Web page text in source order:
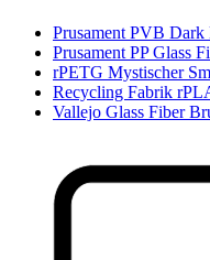
Prusament PVB
Prusament PP Glass
rPETG Mystischer
Recycling Fabrik
Vallejo Glass Fiber